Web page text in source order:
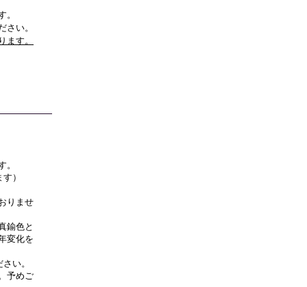
。
さい。
ます。
。
）
りませ
鍮色と
変化を
い。
予めご